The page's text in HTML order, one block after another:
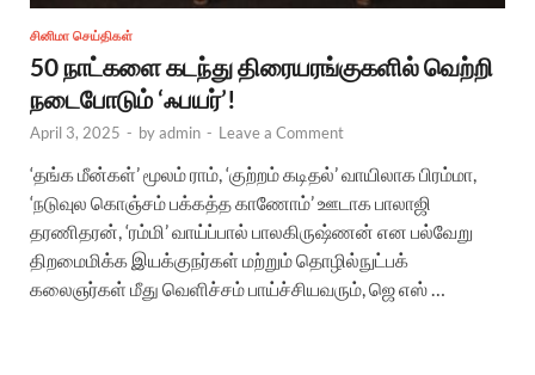
சினிமா செய்திகள்
50 நாட்களை கடந்து திரையரங்குகளில் வெற்றி
நடைபோடும் ‘ஃபயர்’!
April 3, 2025 - byadmin - Leave a Comment
‘தங்க மீன்கள்’ மூலம் ராம், ‘குற்றம் கடிதல்’ வாயிலாக பிரம்மா,
‘நடுவுல கொஞ்சம் பக்கத்த காணோம்’ ஊடாக பாலாஜி
தரணிதரன், ‘ரம்மி’ வாய்ப்பால் பாலகிருஷ்ணன் என பல்வேறு
திறமைமிக்க இயக்குநர்கள் மற்றும் தொழில்நுட்பக்
கலைஞர்கள் மீது வெளிச்சம் பாய்ச்சியவரும், ஜெ எஸ் …